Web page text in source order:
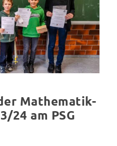
Mathematik-
24 am PSG